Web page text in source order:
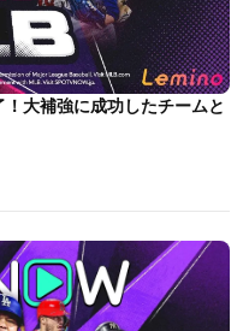
大補強に成功したチームと